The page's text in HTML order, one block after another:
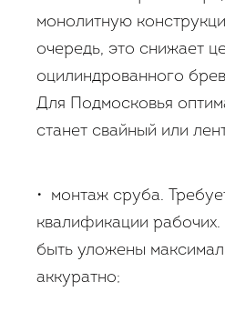
монолитную
очередь, это снижает
оцилиндрованного
Для Подмосковья
станет свайный или
• монтаж сруба.
квалификации
быть уложены
аккуратно;